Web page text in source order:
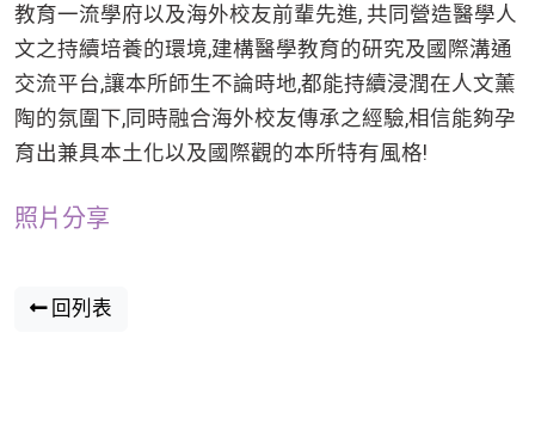
教育一流學府以及海外校友前輩先進, 共同營造醫學人
文之持續培養的環境,建構醫學教育的研究及國際溝通
交流平台,讓本所師生不論時地,都能持續浸潤在人文薰
陶的氛圍下,同時融合海外校友傳承之經驗,相信能夠孕
育出兼具本土化以及國際觀的本所特有風格!
照片分享
回列表